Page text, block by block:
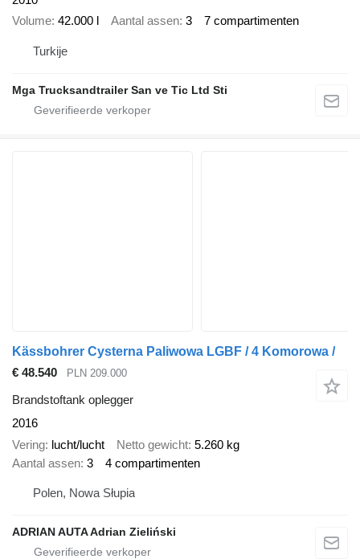
Volume 42.000 l Aantal assen 3 7 compartimenten
Turkije
Mga Trucksandtrailer San ve Tic Ltd Sti
Kässbohrer Cysterna Paliwowa LGBF / 4 Komorowa /
€ 48.540
PLN 209.000
Brandstoftank oplegger
2016
Vering lucht/lucht Netto gewicht 5.260 kg
Aantal assen 3 4 compartimenten
Polen, Nowa Słupia
ADRIAN AUTA Adrian Zieliński